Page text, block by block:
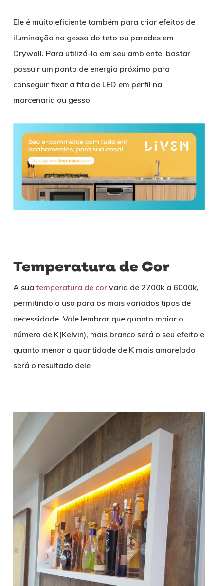
Ele é muito eficiente também para criar efeitos de
iluminação no gesso do teto ou paredes em
Drywall. Para utilizá-lo em seu ambiente, bastar
possuir um ponto de energia próximo para
conseguir fixar a fita de LED em perfil na
marcenaria ou gesso.
Temperatura de Cor
A sua temperatura de corvaria de 2700k a 6000k,
permitindo o uso para os mais variados tipos de
necessidade. Vale lembrar que quanto maior o
número de K(Kelvin), mais branco será o seu efeito e
quanto menor a quantidade de K mais amarelado
será o resultado dele